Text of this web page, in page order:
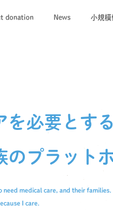
donation News 小規模
を必要とする
のプラット
need medical care, and their families.
I care.